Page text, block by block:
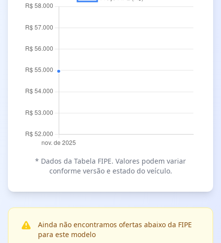
* Dados da Tabela FIPE. Valores podem variar
conforme versão e estado do veículo.
Ainda não encontramos ofertas abaixo da FIPE
para este modelo